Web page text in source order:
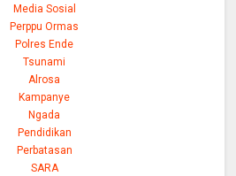
Media Sosial
Perppu Ormas
Polres Ende
Tsunami
Alrosa
Kampanye
Ngada
Pendidikan
Perbatasan
SARA